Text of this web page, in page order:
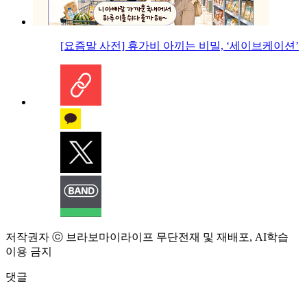
[요즘말 사전] 휴가비 아끼는 비밀, ‘세이브케이션’
저작권자 ⓒ 브라보마이라이프 무단전재 및 재배포, AI학습
이용 금지
댓글